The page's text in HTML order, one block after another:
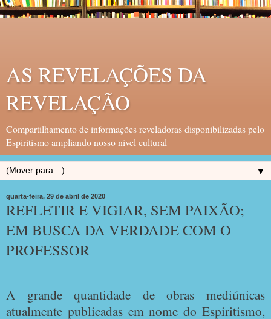
AS REVELAÇÕES DA
REVELAÇÃO
Compartilhamento de informações reveladoras disponibilizadas pelo
Espiritismo ampliando nosso nivel cultural
▼
quarta-feira, 29 de abril de 2020
REFLETIR E VIGIAR, SEM PAIXÃO;
EM BUSCA DA VERDADE COM O
PROFESSOR
A grande quantidade de obras mediúnicas
atualmente publicadas em nome do Espiritismo,